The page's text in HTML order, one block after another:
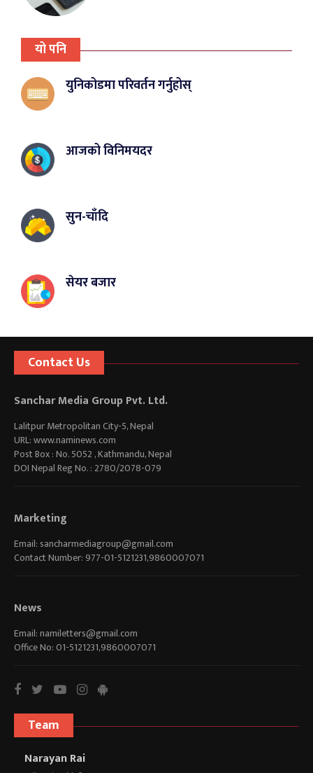
यो पनि
युनिकोडमा परिवर्तन गर्नुहोस्
आजको विनिमयदर
सुन-चाँदि
सेयर बजार
Contact Us
Sanchar Media Group Pvt. Ltd.
Lalitpur Metropolitan City-5, Nepal
URL: www.naminews.com
Post Box : No. 5052 , Kathmandu, Nepal
DOI Nepal Reg No. : 2780/2078-079
Marketing
Email: sancharmediagroup@gmail.com
Contact Number: 977-01-5121231,9860007071
News
Email:namiletters@gmail.com
Office No: 01-5121231,9860007071
Team
Narayan Rai